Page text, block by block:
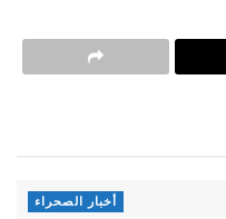
أخبار الصحراء